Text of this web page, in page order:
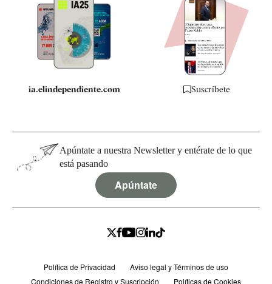
Quiénes somos
Especificaciones
ia.elindependiente.com Suscríbete
Apúntate a nuestra Newsletter y entérate de lo que
está pasando
Apúntate
Política de Privacidad
Aviso legal y Términos de uso
Condiciones de Registro y Suscripción
Políticas de Cookies